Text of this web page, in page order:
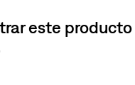
este producto